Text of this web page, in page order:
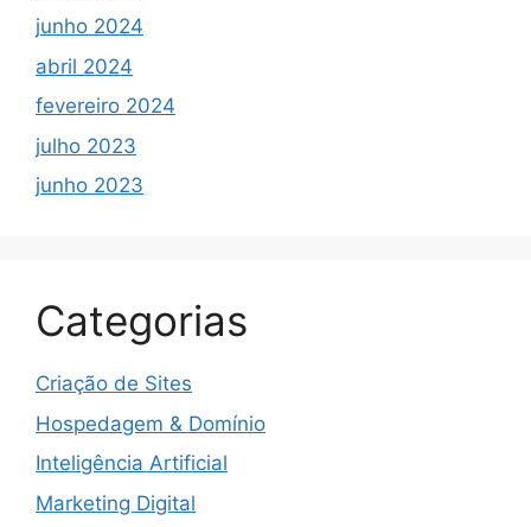
junho 2024
abril 2024
fevereiro 2024
julho 2023
junho 2023
Categorias
Criação de Sites
Hospedagem & Domínio
Inteligência Artificial
Marketing Digital